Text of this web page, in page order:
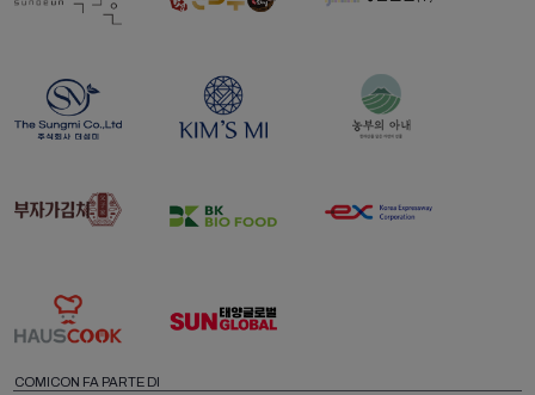
COMICON FA PARTE DI